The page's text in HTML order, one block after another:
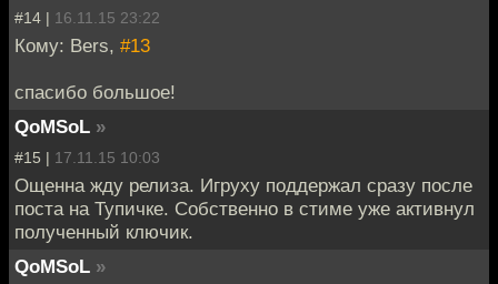
#14 | 16.11.15 23:22
Кому: Bers, #13
спасибо большое!
QoMSoL »
#15 | 17.11.15 10:03
Ощенна жду релиза. Игруху поддержал сразу после
поста на Тупичке. Собственно в стиме уже активнул
полученный ключик.
QoMSoL »